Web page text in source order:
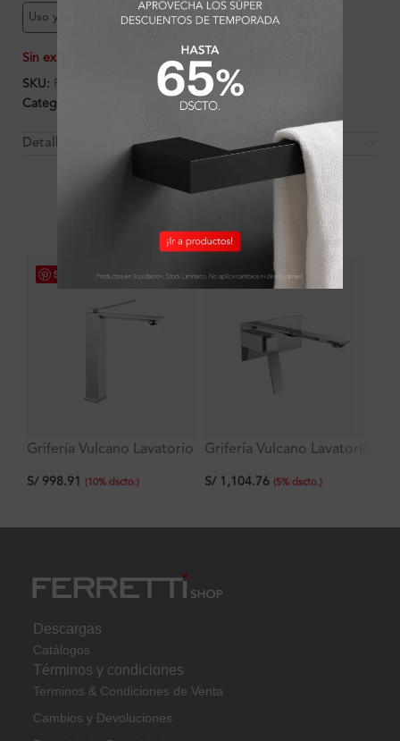
Uso y mantenimiento
Sin existencias
SKU: FA8357
Categorías:
Baño, Baño
Detalles y Material
OTROS PRODUCTOS QUE PUEDEN
INTERESARTE
Save
Grifería Vulcano Lavatorio
S/ 998.91 (10% dscto.)
Save
Grifería Vulcano Lavatorio
Pared Ferretti
S/1,104.76 (5% dscto.)
Descargas
Catálogos
Términos y condiciones
Terminos & Condiciones de Venta
Cambios y Devoluciones